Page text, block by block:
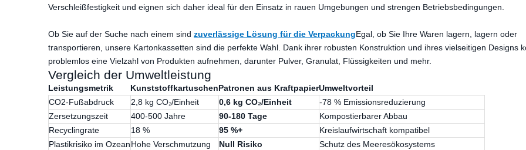
Verschleißfestigkeit und eignen sich daher ideal für den Einsatz in rauen Umgebungen und strengen Betriebsbedingungen.
Ob Sie auf der Suche nach einem sind zuverlässige Lösung für die VerpackungEgal, ob Sie Ihre Waren lagern, lagern oder
transportieren, unsere Kartonkassetten sind die perfekte Wahl. Dank ihrer robusten Konstruktion und ihres vielseitigen Designs
problemlos eine Vielzahl von Produkten aufnehmen, darunter Pulver, Granulat, Flüssigkeiten und mehr.
Vergleich der Umweltleistung
Leistungsmetrik KunststoffkartuschenPatronen aus KraftpapierUmweltvorteil
CO2-Fußabdruck
2,8 kg CO₂/Einheit 0,6 kg CO₂/Einheit
-78 % Emissionsreduzierung
Zersetzungszeit
400-500 Jahre 90-180 Tage
Kompostierbarer Abbau
Recyclingrate
18 % 95 %+
Kreislaufwirtschaft kompatibel
Plastikrisiko im OzeanHohe Verschmutzung Null Risiko
Schutz des Meeresökosystems